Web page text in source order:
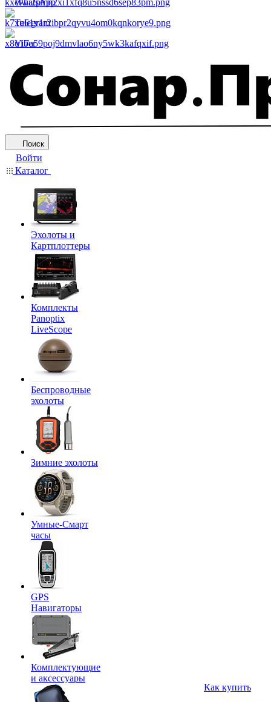
WhatsApp
Telegram
Viber
Поиск
Войти
Каталог
Эхолоты и
Картплоттеры
Комплекты
Panoptix
LiveScope
Беспроводные
эхолоты
Зимние эхолоты
Умные-Смарт
часы
GPS
Навигаторы
Комплектующие
и аксессуары
Как купить